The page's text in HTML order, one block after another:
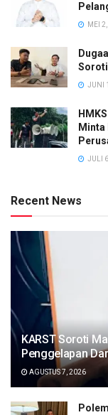
MEI
JUNI
Minta
JULI
Recent News
KARST Soroti
Penggelapan
AGUSTUS 7, 2026